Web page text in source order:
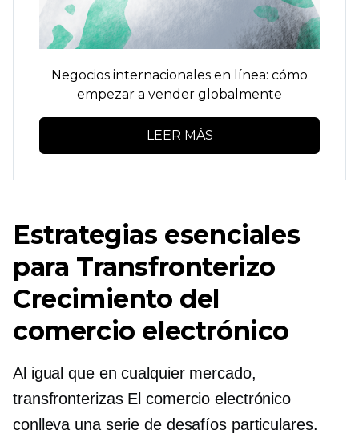
Negocios internacionales en línea: cómo
empezar a vender globalmente
LEER MÁS
Estrategias esenciales
para Transfronterizo
Crecimiento del
comercio electrónico
Al igual que en cualquier mercado,
transfronterizasEl comercio electrónico
conlleva una serie de desafíos particulares.